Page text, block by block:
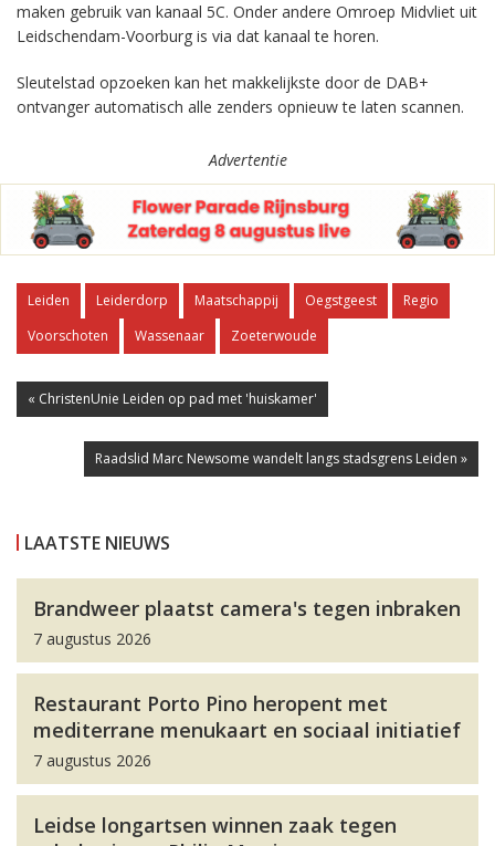
maken gebruik van kanaal 5C. Onder andere Omroep Midvliet uit
Leidschendam-Voorburg is via dat kanaal te horen.
Sleutelstad opzoeken kan het makkelijkste door de DAB+
ontvanger automatisch alle zenders opnieuw te laten scannen.
Advertentie
Leiden Leiderdorp Maatschappij Oegstgeest
Regio
Voorschoten
Wassenaar Zoeterwoude
« ChristenUnie Leiden op pad met 'huiskamer'
Raadslid Marc Newsome wandelt langs stadsgrens Leiden »
LAATSTE NIEUWS
Brandweer plaatst camera's tegen inbraken
7 augustus 2026
Restaurant Porto Pino heropent met
mediterrane menukaart en sociaal initiatief
7 augustus 2026
Leidse longartsen winnen zaak tegen